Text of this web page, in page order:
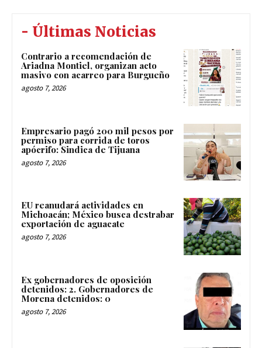
- Últimas Noticias
Contrario a recomendación de
Ariadna Montiel, organizan acto
masivo con acarreo para Burgueño
agosto 7, 2026
Empresario pagó 200 mil pesos por
permiso para corrida de toros
apócrifo: Sindica de Tijuana
agosto 7, 2026
EU reanudará actividades en
Michoacán; México busca destrabar
exportación de aguacate
agosto 7, 2026
Ex gobernadores de oposición
detenidos: 2. Gobernadores de
Morena detenidos: 0
agosto 7, 2026